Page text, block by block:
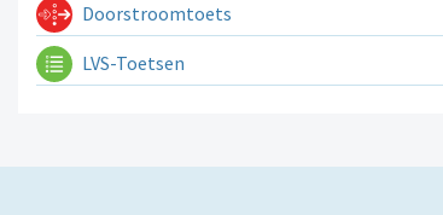
Doorstroomtoets
LVS-Toetsen